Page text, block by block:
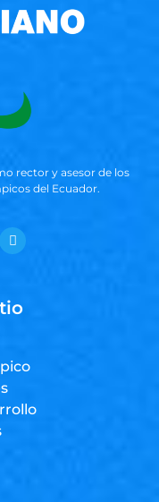
rector y asesor de los
del Ecuador.